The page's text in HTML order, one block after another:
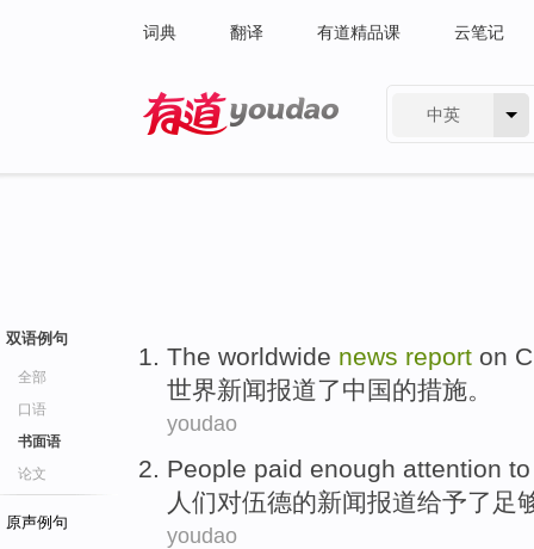
词典 翻译 有道精品课 云笔记
中英
双语例句
全部
口语
书面语
论文
原声例句
The worldwide news report on
世界新闻报道了中国的措施。
youdao
People paid enough attention
人 们对伍德的新闻报道给予了足
youdao